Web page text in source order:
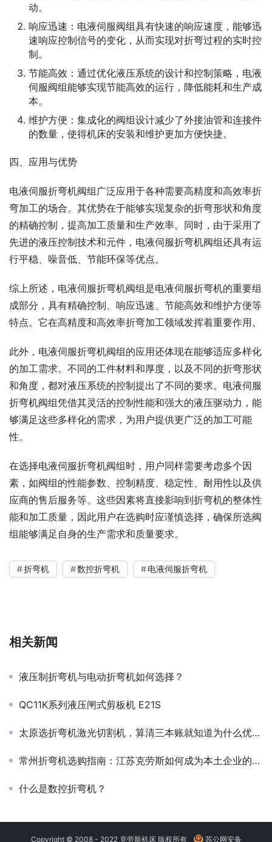
动。
响应迅速：电液伺服阀组具有快速的响应速度，能够迅
速响应控制信号的变化，从而实现对折弯过程的实时控
制。
节能高效：通过优化液压系统的设计和控制策略，电液
伺服阀组能够实现节能高效的运行，降低能耗和生产成
本。
维护方便：集成化的阀组设计减少了外接油管和连接件
的数量，使得机床的安装和维护更加方便快捷。
四、应用与优势
电液伺服折弯机阀组广泛应用于各种需要高精度和高效率折
弯加工的场合。其优势在于能够实现复杂的折弯形状和角度
的精确控制，提高加工质量和生产效率。同时，由于采用了
先进的液压控制技术和元件，电液伺服折弯机阀组还具有运
行平稳、噪音低、节能环保等优点。
综上所述，电液伺服折弯机阀组是电液伺服折弯机的重要组
成部分，具有精确控制、响应迅速、节能高效和维护方便等
特点。它在高精度和高效率折弯加工领域发挥着重要作用。
此外，电液伺服折弯机阀组的应用还体现在能够适应多样化
的加工需求。不同的工件材料和厚度，以及不同的折弯形状
和角度，都对液压系统的控制提出了不同的要求。电液伺服
折弯机阀组凭借其灵活的控制性能和强大的液压驱动力，能
够满足这些多样化的需求，为用户提供更广泛的加工可能
性。
在选择电液伺服折弯机阀组时，用户同样需要考虑多个因
素，如阀组的性能参数、控制精度、稳定性、耐用性以及供
应商的售后服务等。这些因素将直接影响到折弯机的整体性
能和加工质量，因此用户在选购时应谨慎选择，确保所选阀
组能够满足自身的生产需求和质量要求。
折弯机 数控折弯机 电液伺服折弯机
相关新闻
液压制折弯机与电动折弯机如何选择？
QC11K系列液压闸式剪板机 E21S
太原选折弯机激光切割机，算清三本账就知道为什么优先选KRRASS克劳斯智能
常州折弯机选购指南：江苏克劳斯如何成为本土企业的价值坐标
什么是数控折弯机？
Copyright © 2008 - 2022 克劳斯机床 版权所有 苏公网安备